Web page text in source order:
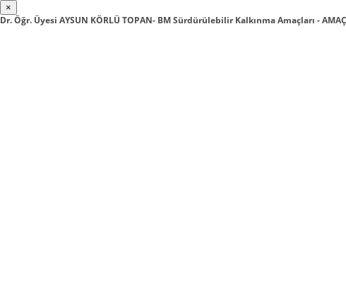
×
Dr. Öğr. Üyesi AYSUN KÖRLÜ TOPAN- BM Sürdürülebilir Kalkınma Amaçları -